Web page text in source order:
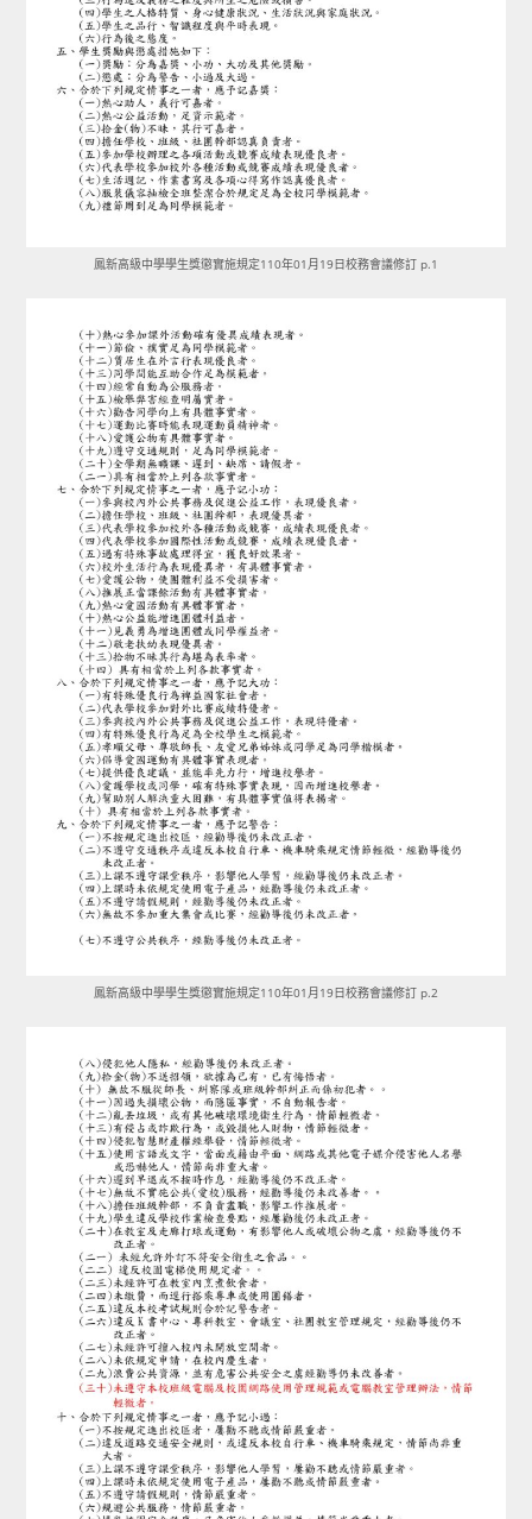
鳳新高級中學學生獎懲實施規定110年01月19日校務會議修訂 p.1
鳳新高級中學學生獎懲實施規定110年01月19日校務會議修訂 p.2